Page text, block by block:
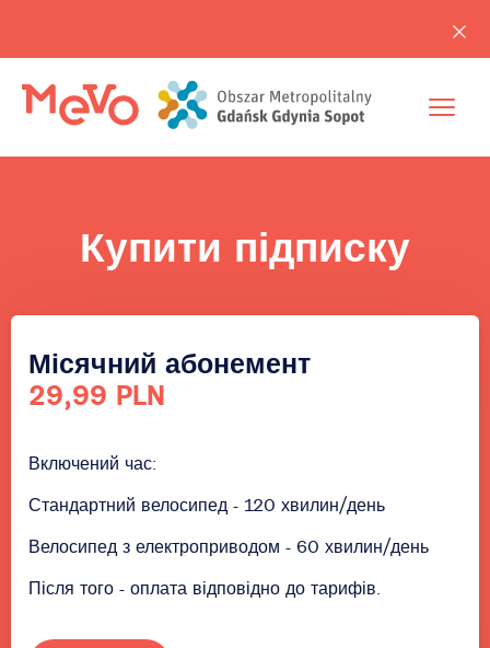
Купити підписку
Місячний абонемент
29,99 PLN
Включений час:
Стандартний велосипед - 120 хвилин/день
Велосипед з електроприводом - 60 хвилин/день
Після того - оплата відповідно до тарифів.